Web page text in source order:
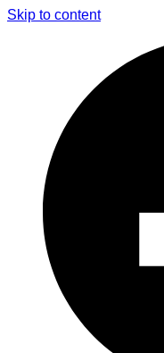
Skip to content